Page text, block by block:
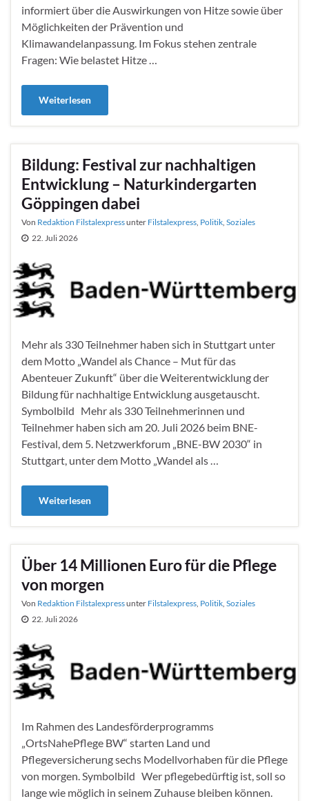
informiert über die Auswirkungen von Hitze sowie über
Möglichkeiten der Prävention und
Klimawandelanpassung. Im Fokus stehen zentrale
Fragen: Wie belastet Hitze …
Weiterlesen
Bildung: Festival zur nachhaltigen
Entwicklung – Naturkindergarten
Göppingen dabei
Von Redaktion Filstalexpressunter Filstalexpress Politik Soziales
22. Juli 2026
Mehr als 330 Teilnehmer haben sich in Stuttgart unter
dem Motto „Wandel als Chance – Mut für das
Abenteuer Zukunft“ über die Weiterentwicklung der
Bildung für nachhaltige Entwicklung ausgetauscht.
Symbolbild Mehr als 330 Teilnehmerinnen und
Teilnehmer haben sich am 20. Juli 2026 beim BNE-
Festival, dem 5. Netzwerkforum „BNE-BW 2030“ in
Stuttgart, unter dem Motto „Wandel als …
Weiterlesen
Über 14 Millionen Euro für die Pflege
von morgen
Von Redaktion Filstalexpressunter Filstalexpress, Politik, Soziales
22. Juli 2026
Im Rahmen des Landesförderprogramms
„OrtsNahePflege BW“ starten Land und
Pflegeversicherung sechs Modellvorhaben für die Pflege
von morgen. Symbolbild Wer pflegebedürftig ist, soll so
lange wie möglich in seinem Zuhause bleiben können.